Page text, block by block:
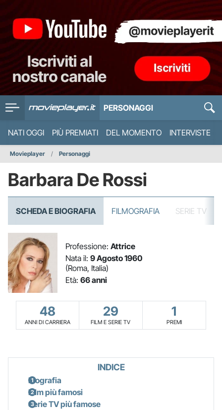
PERSONAGGI
NATI OGGI PIÙ PREMIATI DEL MOMENTO INTERVISTE
Movieplayer Personaggi
Barbara De Rossi
SCHEDA E BIOGRAFIA FILMOGRAFIA SERIE TV
Professione: Attrice
Nata il: 9 Agosto 1960
(Roma, Italia)
Età: 66 anni
48
ANNI DI CARRIERA
29
FILM E SERIE TV
1
PREMI
INDICE
Biografia
Film più famosi
Serie TV più famose